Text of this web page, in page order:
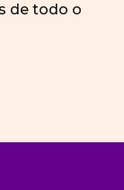
de todo o